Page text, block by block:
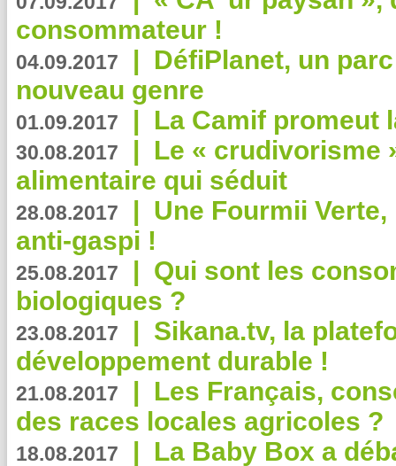
consommateur !
04.09.2017 | DéfiPlanet, un
nouveau genre
01.09.2017 | La Camif promeut
30.08.2017 | Le « crudivorisme
alimentaire qui séduit
28.08.2017 | Une Fourmii
anti-gaspi !
25.08.2017 | Qui sont les
biologiques ?
23.08.2017 | Sikana.tv, la
développement durable !
21.08.2017 | Les Français,
des races locales agricoles ?
18.08.2017 | La Baby Box a